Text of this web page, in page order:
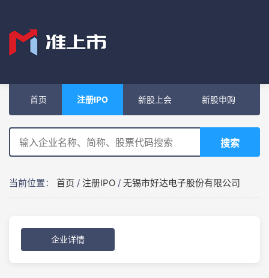
首页 注册IPO 新股上会 新股申购
搜索
当前位置： 首页 / 注册IPO / 无锡市好达电子股份有限公司
企业详情